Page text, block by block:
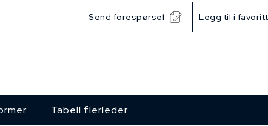
Send forespørsel Legg til i
Tabell flerleder